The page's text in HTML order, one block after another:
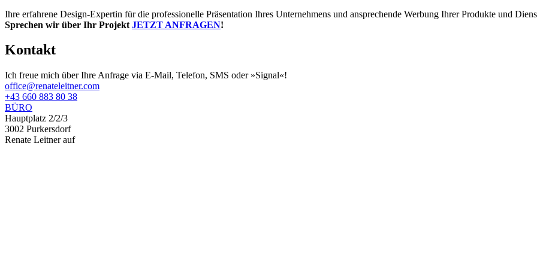
Ihre erfahrene Design-Expertin für die professionelle Präsentation Ihres Unternehmens und ansprechende Werbung Ihrer Produkte und
Sprechen wir über Ihr Projekt JETZT ANFRAGEN!
Kontakt
Ich freue mich über Ihre Anfrage via E-Mail, Telefon, SMS oder »Signal«!
office@renateleitner.com
+43 660 883 80 38
BÜRO
Hauptplatz 2/2/3
3002 Purkersdorf
Renate Leitner auf